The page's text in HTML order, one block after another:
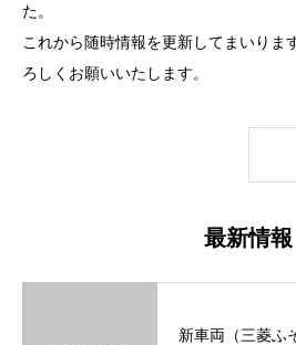
た。
これから随時情報を更新してまいりま
ろしくお願いいたします。
最新情報
新車両（三菱ふ